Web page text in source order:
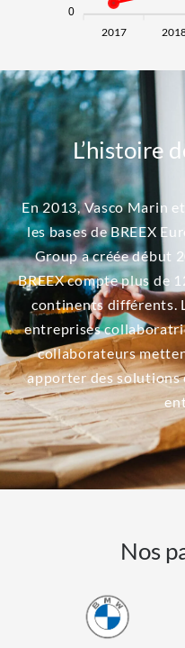
0
2017
L’histoire
En 2013, Vasco Marin
les bases de BREEX
Group a créée début
BREEX compte plus de
continents différents.
entreprises
collaborateurs
apporter des solutions
Nos